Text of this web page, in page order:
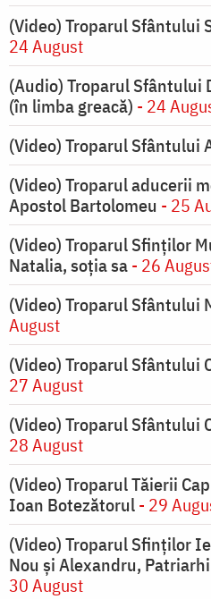
(Video) Troparul Sfântului
24 August
(Audio) Troparul Sfântului
(în limba greacă) - 24
(Video) Troparul Sfântului
(Video) Troparul aducerii
Apostol Bartolomeu - 25
(Video) Troparul Sfinților
Natalia, soția sa- 26
(Video) Troparul Sfântului
August
(Video) Troparul Sfântului
27 August
(Video) Troparul Sfântului
28 August
(Video) Troparul Tăierii
Ioan Botezătorul- 29
(Video) Troparul Sfinților
Nou și Alexandru,
30 August